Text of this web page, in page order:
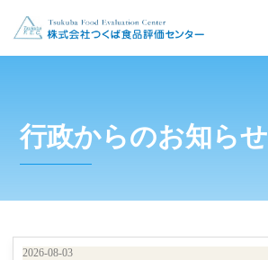
行政からのお知らせ
2026-08-03